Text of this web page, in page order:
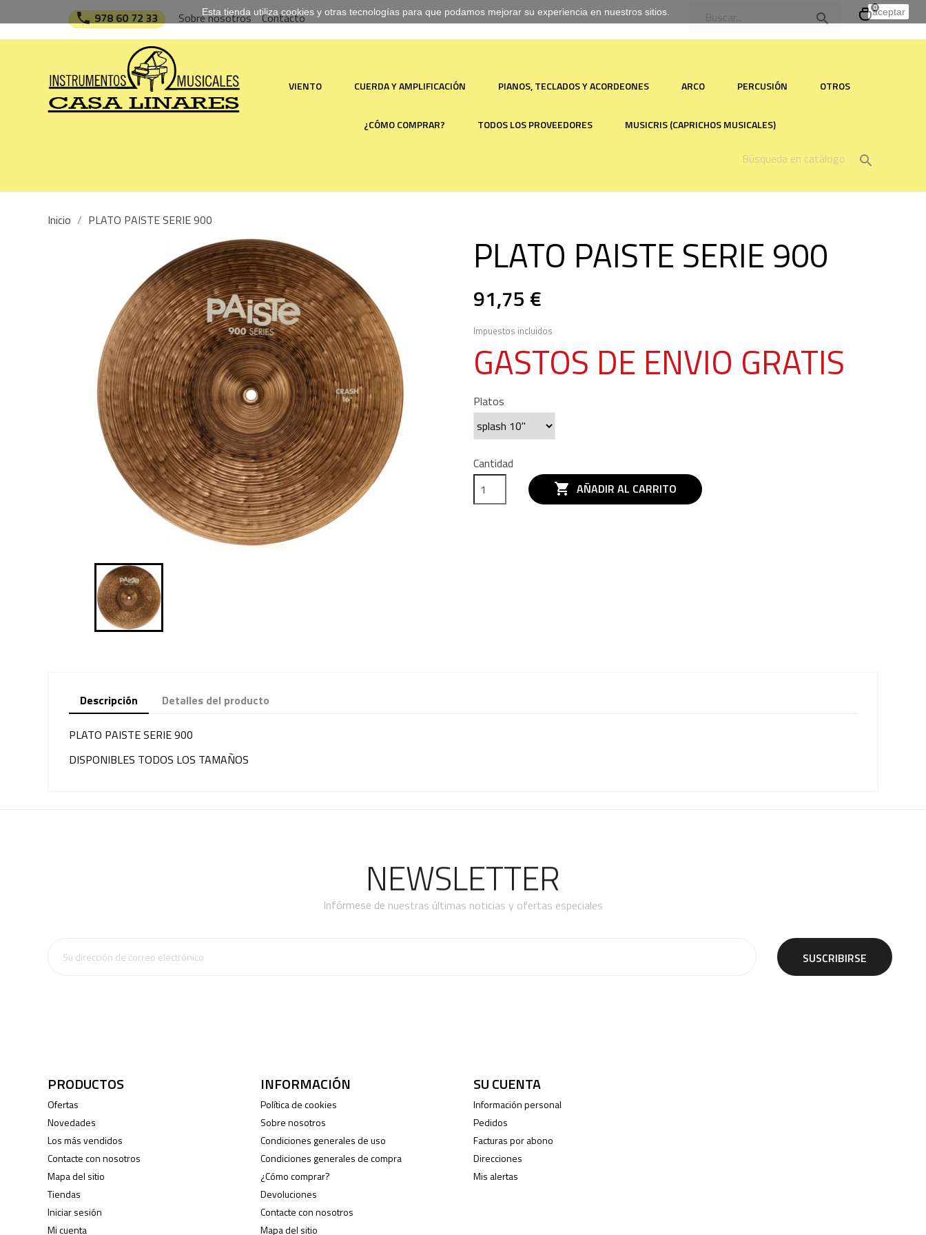
 978 60 72 33 Sobre nosotros Contacto 
0
VIENTO CUERDA Y AMPLIFICACIÓN PIANOS, TECLADOS Y ACORDEONES ARCO PERCUSIÓN OTROS
¿CÓMO COMPRAR? TODOS LOS PROVEEDORES MUSICRIS (CAPRICHOS MUSICALES)

Inicio PLATO PAISTE SERIE 900
PLATO PAISTE SERIE 900
91,75 €
Impuestos incluidos
GASTOS DE ENVIO GRATIS
Platos
Cantidad
 AÑADIR AL CARRITO
Descripción Detalles del producto
PLATO PAISTE SERIE 900
DISPONIBLES TODOS LOS TAMAÑOS
NEWSLETTER
Infórmese de nuestras últimas noticias y ofertas especiales
PRODUCTOS
Ofertas
Novedades
Los más vendidos
Contacte con nosotros
Mapa del sitio
Tiendas
Iniciar sesión
Mi cuenta
INFORMACIÓN
Política de cookies
Sobre nosotros
Condiciones generales de uso
Condiciones generales de compra
¿Cómo comprar?
Devoluciones
Contacte con nosotros
Mapa del sitio
SU CUENTA
Información personal
Pedidos
Facturas por abono
Direcciones
Mis alertas
Esta tienda utiliza cookies y otras tecnologías para que podamos mejorar su experiencia en nuestros sitios. aceptar